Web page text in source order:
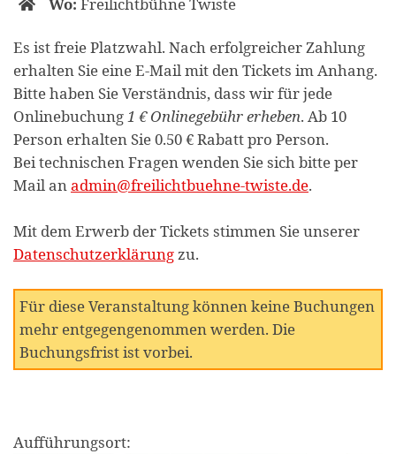
Wo: Freilichtbühne Twiste
Es ist freie Platzwahl. Nach erfolgreicher Zahlung
erhalten Sie eine E-Mail mit den Tickets im Anhang.
Bitte haben Sie Verständnis, dass wir für jede
Onlinebuchung1 € Onlinegebühr erheben. Ab 10
Person erhalten Sie 0.50 € Rabatt pro Person.
Bei technischen Fragen wenden Sie sich bitte per
Mail anadmin@freilichtbuehne-twiste.de.
Mit dem Erwerb der Tickets stimmen Sie unserer
Datenschutzerklärungzu.
Für diese Veranstaltung können keine Buchungen
mehr entgegengenommen werden. Die
Buchungsfrist ist vorbei.
Aufführungsort: